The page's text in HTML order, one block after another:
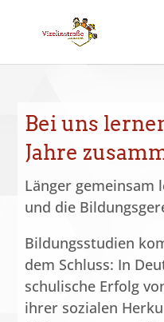
Bei uns
Jahre
Länger
und die
Bildungsstudien
dem Schluss: In
schulische Erfolg
ihrer sozialen